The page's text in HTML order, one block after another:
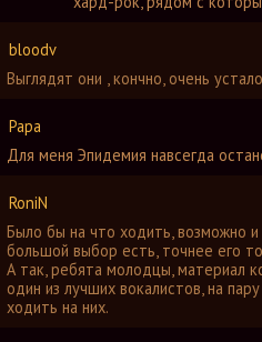
bloodv
Выглядят они , кончно, очень
Papa
Для меня Эпидемия навсегда
RoniN
Было бы на что ходить, возможно
большой выбор есть, точнее его
А так, ребята молодцы, материал
один из лучших вокалистов, на
ходить на них.